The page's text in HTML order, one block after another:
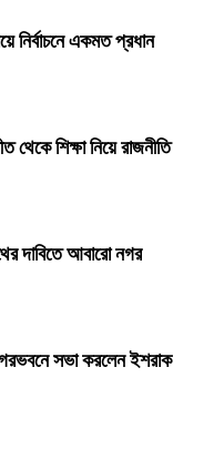
নির্বাচনে একমত প্রধান
শিক্ষা নিয়ে রাজনীতি
দাবিতে আবারো নগর
সভা করলেন ইশরাক